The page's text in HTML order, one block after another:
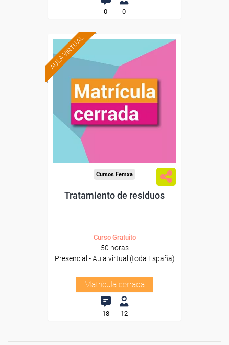
0 0
AULA VIRTUAL
Cursos Femxa
Tratamiento de residuos
Curso Gratuito
50 horas
Presencial - Aula virtual (toda España)
Matrícula cerrada
18 12